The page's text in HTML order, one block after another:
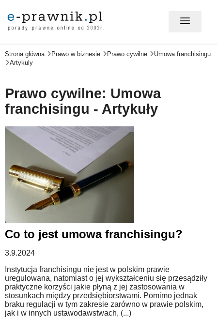
MÓJ E-PRAWNIK - LOGOWANIE
PORADY PRAWNE ONLINE
PRAWO NA CO DZIEŃ
PRAWO W BIZNESIE
ZMIANY W PRAWIE
WZORY DOKUMENTÓW
FORUM PRAWNE
Strona główna Prawo w biznesie Prawo cywilne
Umowa franchisingu
Artykuly
Prawo cywilne: Umowa
franchisingu - Artykuły
Co to jest umowa franchisingu?
3.9.2024
Instytucja franchisingu nie jest w polskim prawie
uregulowana, natomiast o jej wykształceniu się przesądziły
praktyczne korzyści jakie płyną z jej zastosowania w
stosunkach między przedsiębiorstwami. Pomimo jednak
braku regulacji w tym zakresie zarówno w prawie polskim,
jak i w innych ustawodawstwach, (...)